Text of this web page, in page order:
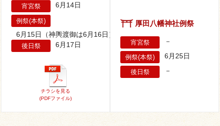
宵宮祭 6月14日
例祭(本祭)
6月15日（神輿渡御は6月16日）
後日祭 6月17日
チラシを見る
(PDFファイル)
厚田八幡神社例祭
宵宮祭 －
例祭(本祭) 6月25日
後日祭 －